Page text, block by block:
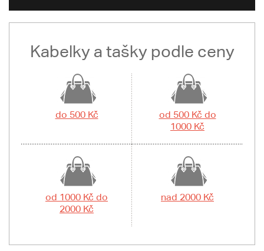
Kabelky a tašky podle ceny
do 500 Kč
od 500 Kč do
1000 Kč
od 1000 Kč do
2000 Kč
nad 2000 Kč